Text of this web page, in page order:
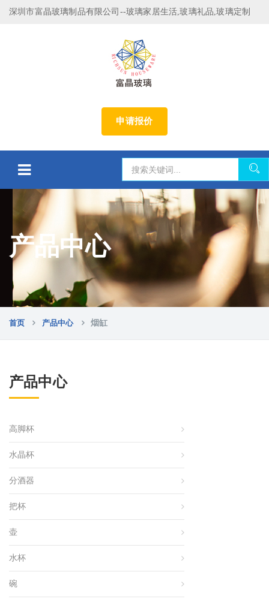
深圳市富晶玻璃制品有限公司--玻璃家居生活,玻璃礼品,玻璃定制
申请报价
产品中心
首页 产品中心 烟缸
产品中心
高脚杯
水晶杯
分酒器
把杯
壶
水杯
碗